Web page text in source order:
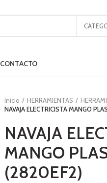
CONTACTO
Inicio HERRAMIENTAS
NAVAJA ELECTRICISTA MANGO
NAVAJA
MANGO
(2820EF2)